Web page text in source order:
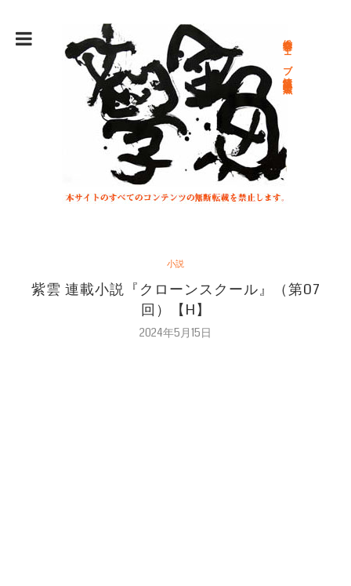
総合文学ウェブ情報誌 文学金魚
小説
紫雲 連載小説『クローンスクール』（第07
回）【H】
2024年5月15日